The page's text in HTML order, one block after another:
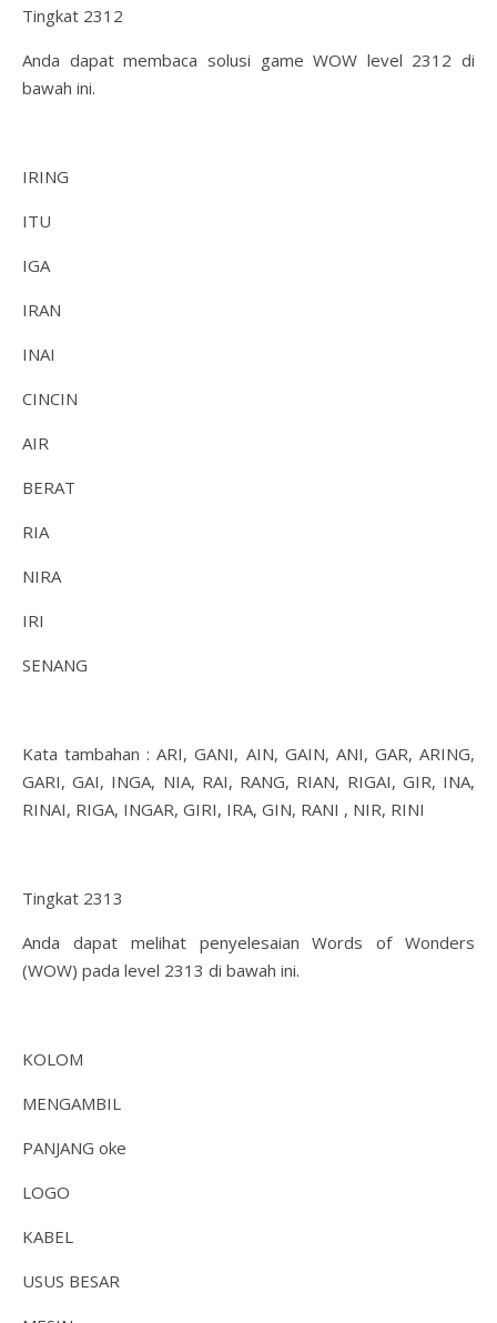
Tingkat 2312
Anda dapat membaca solusi game WOW level 2312 di
bawah ini.
IRING
ITU
IGA
IRAN
INAI
CINCIN
AIR
BERAT
RIA
NIRA
IRI
SENANG
Kata tambahan : ARI, GANI, AIN, GAIN, ANI, GAR, ARING,
GARI, GAI, INGA, NIA, RAI, RANG, RIAN, RIGAI, GIR, INA,
RINAI, RIGA, INGAR, GIRI, IRA, GIN, RANI , NIR, RINI
Tingkat 2313
Anda dapat melihat penyelesaian Words of Wonders
(WOW) pada level 2313 di bawah ini.
KOLOM
MENGAMBIL
PANJANG oke
LOGO
KABEL
USUS BESAR